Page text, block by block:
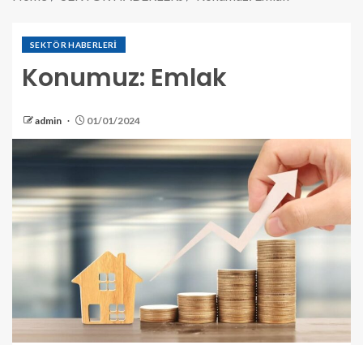
SEKTÖR HABERLERİ
Konumuz: Emlak
admin 01/01/2024